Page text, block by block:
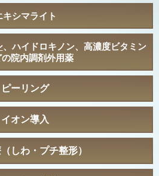
キシマライト
、ハイドロキノン、高濃度ビタミン
院内調剤外用薬
ピーリング
イオン導入
しわ・プチ整形）